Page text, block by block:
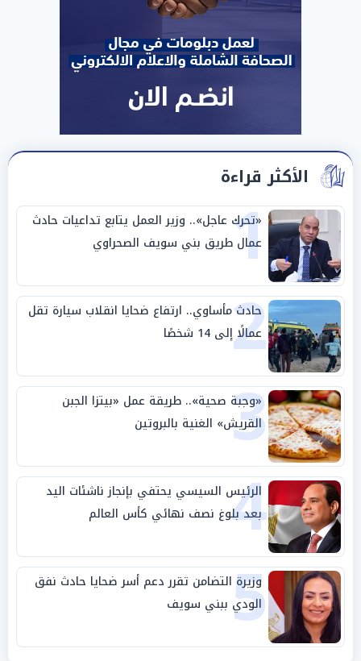
الأكثر قراءة
1
«تحرك عاجل».. وزير العمل يتابع تداعيات حادث
عمال طريق بني سويف الصحراوي
2
حادث مأساوي.. ارتفاع ضحايا انقلاب سيارة تقل
عمالًا إلى 14 شخصًا
3
«وجبة صحية».. طريقة عمل «بيتزا الجبن
القريش» الغنية بالبروتين
4
الرئيس السيسي يحتفي بإنجاز ناشئات اليد
بعد بلوغ نصف نهائي كأس العالم
5
وزيرة التضامن تقرر دعم أسر ضحايا حادث نفق
الودي ببني سويف